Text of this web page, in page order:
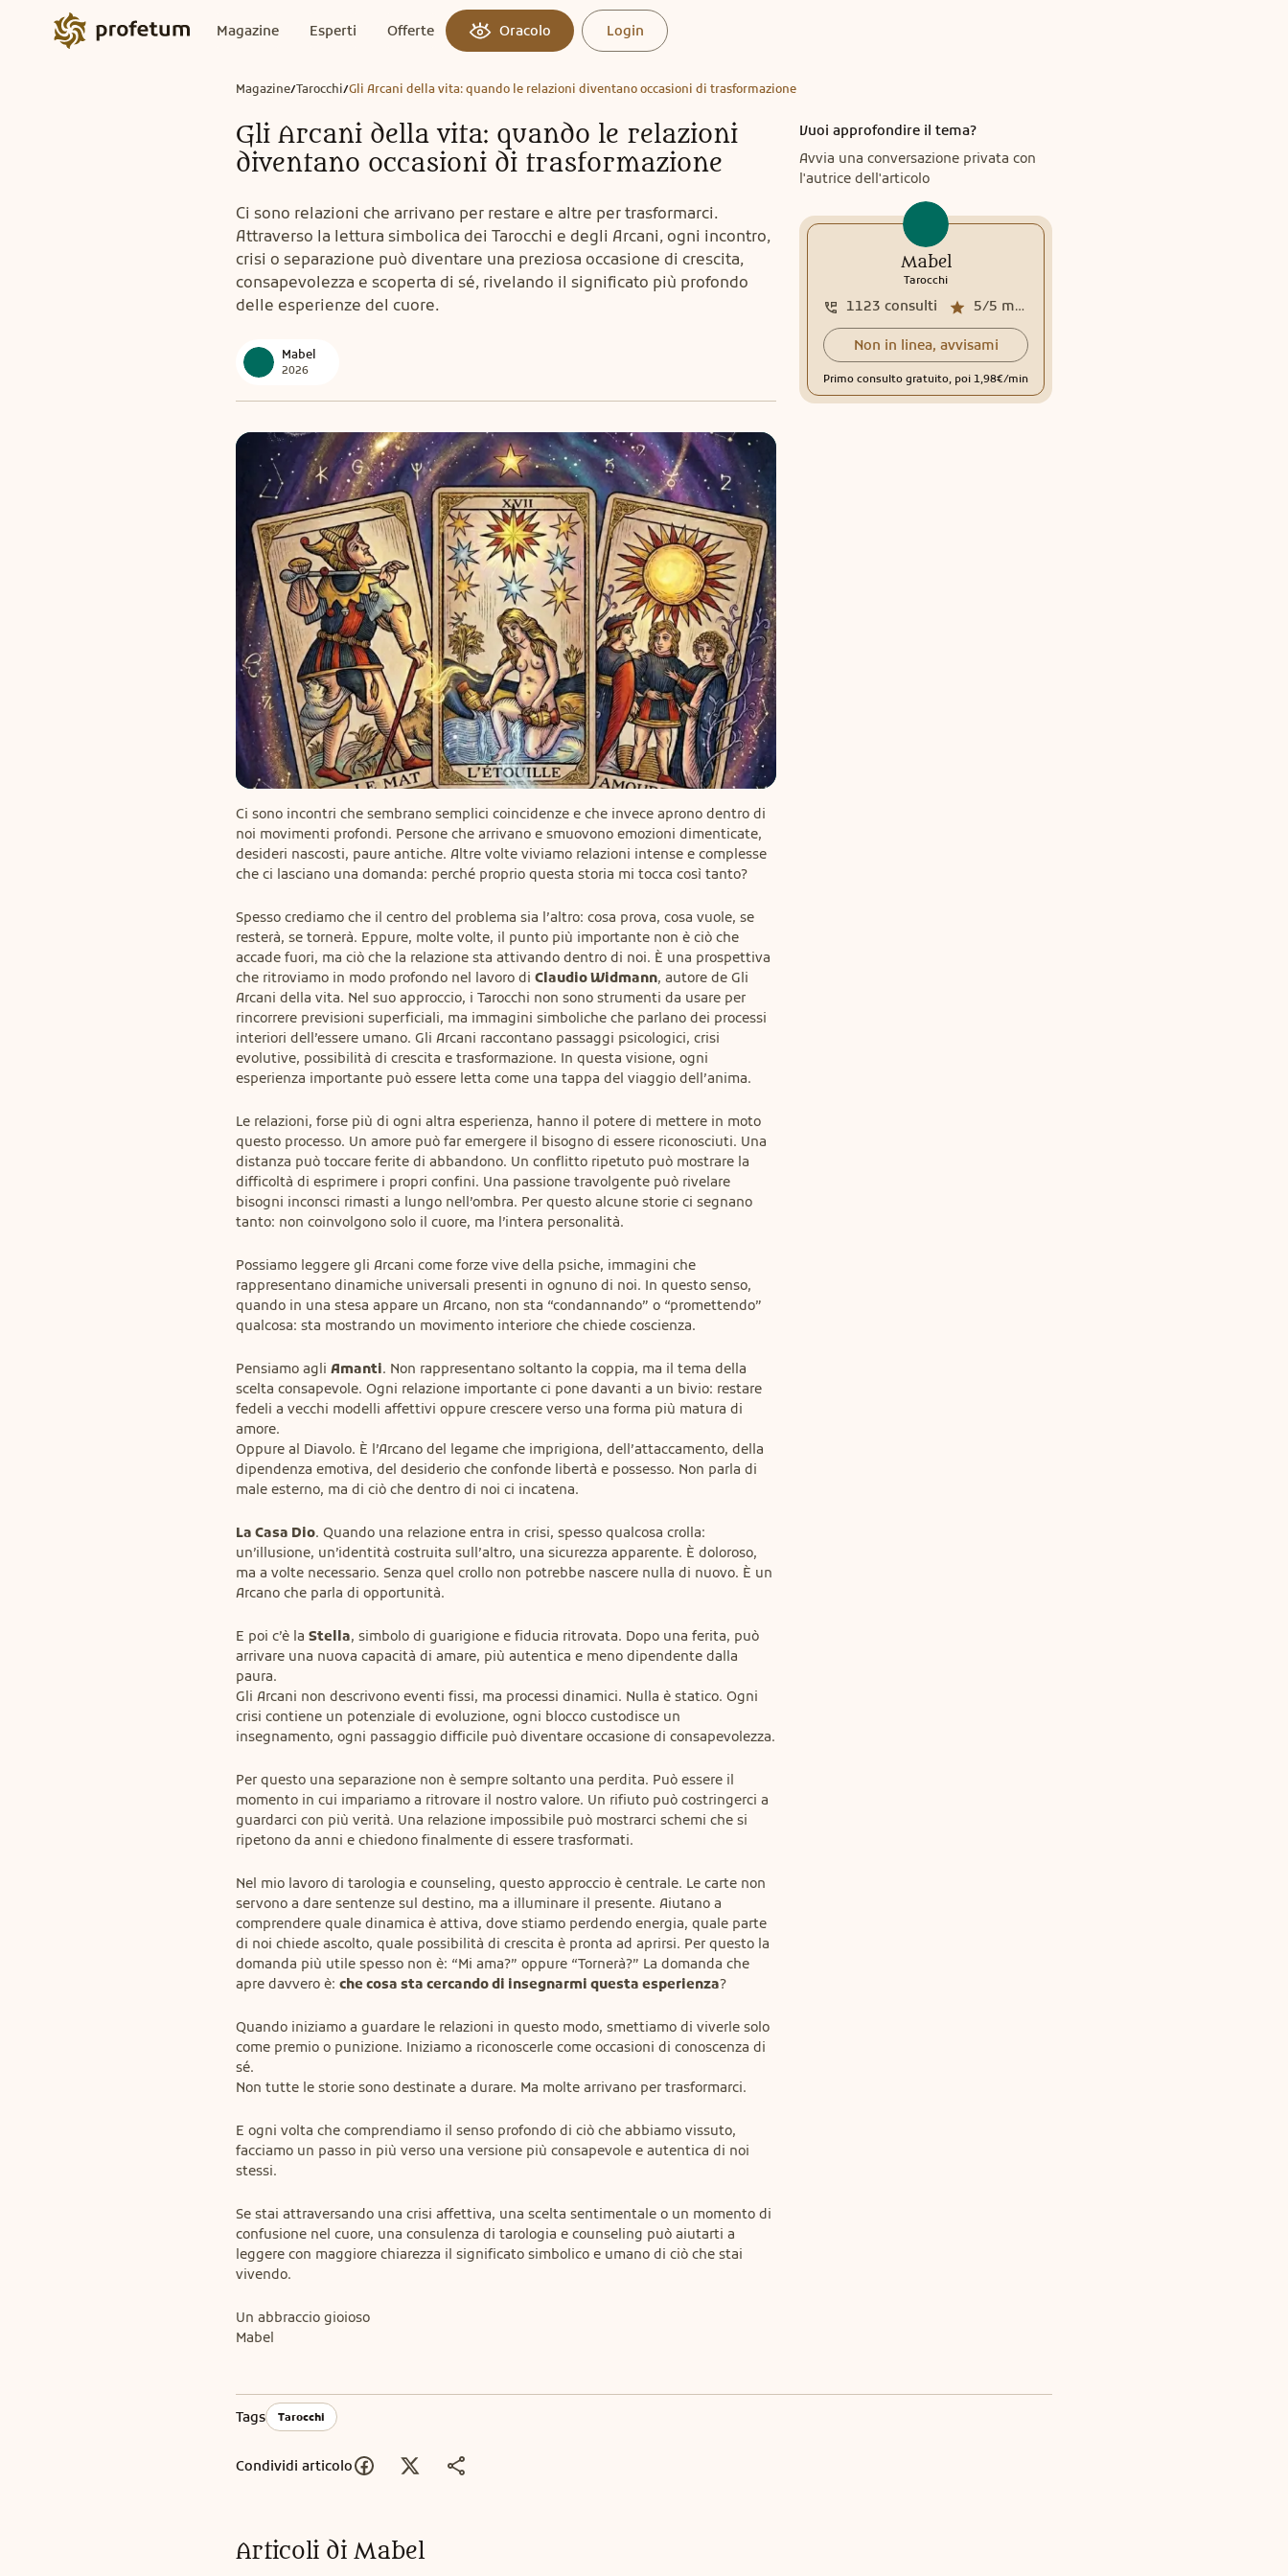
Magazine Esperti Offerte Oracolo Login
Magazine/Tarocchi/Gli Arcani della vita: quando le relazioni diventano occasioni di trasformazione
Gli Arcani della vita: quando le relazioni
diventano occasioni di trasformazione
Ci sono relazioni che arrivano per restare e altre per trasformarci.
Attraverso la lettura simbolica dei Tarocchi e degli Arcani, ogni incontro,
crisi o separazione può diventare una preziosa occasione di crescita,
consapevolezza e scoperta di sé, rivelando il significato più profondo
delle esperienze del cuore.
Mabel
2026
Ci sono incontri che sembrano semplici coincidenze e che invece aprono dentro di
noi movimenti profondi. Persone che arrivano e smuovono emozioni dimenticate,
desideri nascosti, paure antiche. Altre volte viviamo relazioni intense e complesse
che ci lasciano una domanda: perché proprio questa storia mi tocca così tanto?
Spesso crediamo che il centro del problema sia l’altro: cosa prova, cosa vuole, se
resterà, se tornerà. Eppure, molte volte, il punto più importante non è ciò che
accade fuori, ma ciò che la relazione sta attivando dentro di noi. È una prospettiva
che ritroviamo in modo profondo nel lavoro di Claudio Widmann, autore de Gli
Arcani della vita. Nel suo approccio, i Tarocchi non sono strumenti da usare per
rincorrere previsioni superficiali, ma immagini simboliche che parlano dei processi
interiori dell’essere umano. Gli Arcani raccontano passaggi psicologici, crisi
evolutive, possibilità di crescita e trasformazione. In questa visione, ogni
esperienza importante può essere letta come una tappa del viaggio dell’anima.
Le relazioni, forse più di ogni altra esperienza, hanno il potere di mettere in moto
questo processo. Un amore può far emergere il bisogno di essere riconosciuti. Una
distanza può toccare ferite di abbandono. Un conflitto ripetuto può mostrare la
difficoltà di esprimere i propri confini. Una passione travolgente può rivelare
bisogni inconsci rimasti a lungo nell’ombra. Per questo alcune storie ci segnano
tanto: non coinvolgono solo il cuore, ma l’intera personalità.
Possiamo leggere gli Arcani come forze vive della psiche, immagini che
rappresentano dinamiche universali presenti in ognuno di noi. In questo senso,
quando in una stesa appare un Arcano, non sta “condannando” o “promettendo”
qualcosa: sta mostrando un movimento interiore che chiede coscienza.
Pensiamo agli Amanti. Non rappresentano soltanto la coppia, ma il tema della
scelta consapevole. Ogni relazione importante ci pone davanti a un bivio: restare
fedeli a vecchi modelli affettivi oppure crescere verso una forma più matura di
amore.
Oppure al Diavolo. È l’Arcano del legame che imprigiona, dell’attaccamento, della
dipendenza emotiva, del desiderio che confonde libertà e possesso. Non parla di
male esterno, ma di ciò che dentro di noi ci incatena.
La Casa Dio. Quando una relazione entra in crisi, spesso qualcosa crolla:
un’illusione, un’identità costruita sull’altro, una sicurezza apparente. È doloroso,
ma a volte necessario. Senza quel crollo non potrebbe nascere nulla di nuovo. È un
Arcano che parla di opportunità.
E poi c’è la Stella, simbolo di guarigione e fiducia ritrovata. Dopo una ferita, può
arrivare una nuova capacità di amare, più autentica e meno dipendente dalla
paura.
Gli Arcani non descrivono eventi fissi, ma processi dinamici. Nulla è statico. Ogni
crisi contiene un potenziale di evoluzione, ogni blocco custodisce un
insegnamento, ogni passaggio difficile può diventare occasione di consapevolezza.
Per questo una separazione non è sempre soltanto una perdita. Può essere il
momento in cui impariamo a ritrovare il nostro valore. Un rifiuto può costringerci a
guardarci con più verità. Una relazione impossibile può mostrarci schemi che si
ripetono da anni e chiedono finalmente di essere trasformati.
Nel mio lavoro di tarologia e counseling, questo approccio è centrale. Le carte non
servono a dare sentenze sul destino, ma a illuminare il presente. Aiutano a
comprendere quale dinamica è attiva, dove stiamo perdendo energia, quale parte
di noi chiede ascolto, quale possibilità di crescita è pronta ad aprirsi. Per questo la
domanda più utile spesso non è: “Mi ama?” oppure “Tornerà?” La domanda che
apre davvero è: che cosa sta cercando di insegnarmi questa esperienza?
Quando iniziamo a guardare le relazioni in questo modo, smettiamo di viverle solo
come premio o punizione. Iniziamo a riconoscerle come occasioni di conoscenza di
sé.
Non tutte le storie sono destinate a durare. Ma molte arrivano per trasformarci.
E ogni volta che comprendiamo il senso profondo di ciò che abbiamo vissuto,
facciamo un passo in più verso una versione più consapevole e autentica di noi
stessi.
Se stai attraversando una crisi affettiva, una scelta sentimentale o un momento di
confusione nel cuore, una consulenza di tarologia e counseling può aiutarti a
leggere con maggiore chiarezza il significato simbolico e umano di ciò che stai
vivendo.
Un abbraccio gioioso
Mabel
Vuoi approfondire il tema?
Avvia una conversazione privata con
l'autrice dell'articolo
Mabel
Tarocchi
5/5 media recensioni
1123 consulti
Non in linea, avvisami
Primo consulto gratuito, poi 1,98€/min
Tags Tarocchi
Condividi articolo
Articoli di Mabel